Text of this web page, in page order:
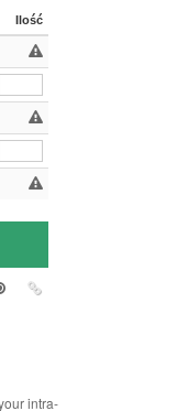
Ilość
intra-